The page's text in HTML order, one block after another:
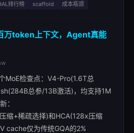
排行榜 scaffold 成本瓶颈
万token上下文，Agent真能
MoE检查点：V4-Pro(1.6T总
总参/13B激活)，均支持1M
：
缩+稀疏选择)和HCA(128x压缩
cache仅为传统GQA的2%